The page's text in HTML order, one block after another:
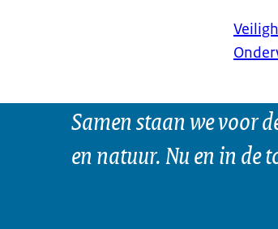
Samen staan we voor
en natuur. Nu en in de